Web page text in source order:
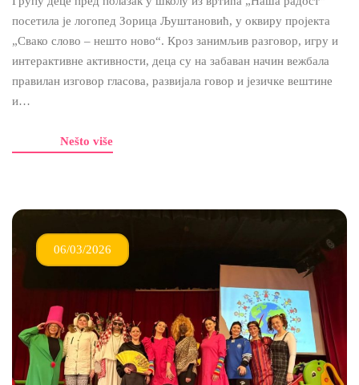
посетила је логопед Зорица Љуштановић, у оквиру пројекта
„Свако слово – нешто ново“. Кроз занимљив разговор, игру и
интерактивне активности, деца су на забаван начин вежбала
правилан изговор гласова, развијала говор и језичке вештине
и…
Nešto više
06/03/2026